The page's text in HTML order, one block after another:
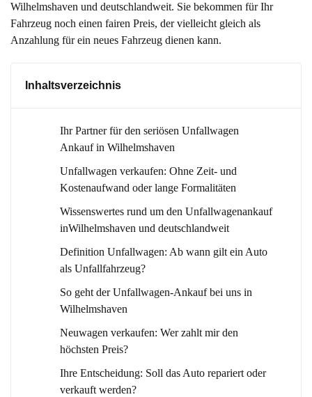
Wilhelmshaven und deutschlandweit. Sie bekommen für Ihr
Fahrzeug noch einen fairen Preis, der vielleicht gleich als
Anzahlung für ein neues Fahrzeug dienen kann.
Inhaltsverzeichnis
Ihr Partner für den seriösen Unfallwagen
Ankauf in Wilhelmshaven
Unfallwagen verkaufen: Ohne Zeit- und
Kostenaufwand oder lange Formalitäten
Wissenswertes rund um den Unfallwagenankauf
inWilhelmshaven und deutschlandweit
Definition Unfallwagen: Ab wann gilt ein Auto
als Unfallfahrzeug?
So geht der Unfallwagen-Ankauf bei uns in
Wilhelmshaven
Neuwagen verkaufen: Wer zahlt mir den
höchsten Preis?
Ihre Entscheidung: Soll das Auto repariert oder
verkauft werden?